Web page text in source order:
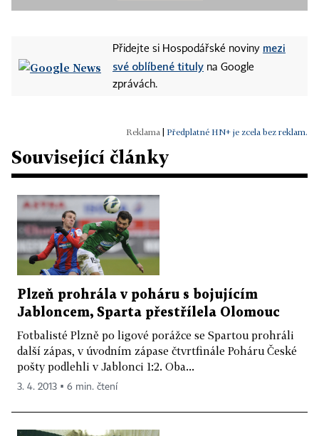
Přidejte si Hospodářské noviny mezi
své oblíbené tituly na Google
zprávách.
Předplatné HN+ je zcela bez reklam.
Související články
Plzeň prohrála v poháru s bojujícím
Jabloncem, Sparta přestřílela Olomouc
Fotbalisté Plzně po ligové porážce se Spartou prohráli
další zápas, v úvodním zápase čtvrtfinále Poháru České
pošty podlehli v Jablonci 1:2. Oba...
3. 4. 2013 ▪ 6 min. čtení